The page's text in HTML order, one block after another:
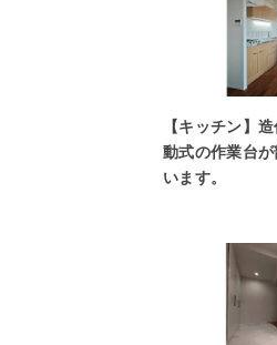
【キッチン】
動式の作業台
います。